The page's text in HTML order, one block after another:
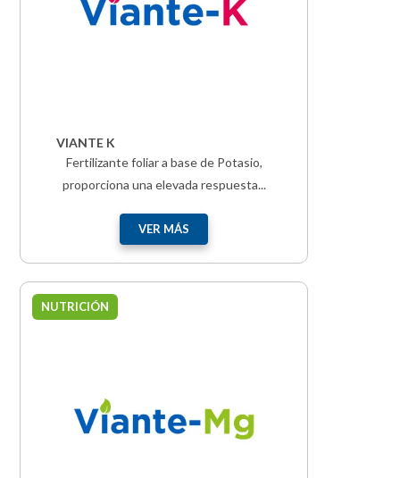
VIANTE K
Fertilizante foliar a base de Potasio,
proporciona una elevada respuesta...
VER MÁS
NUTRICIÓN